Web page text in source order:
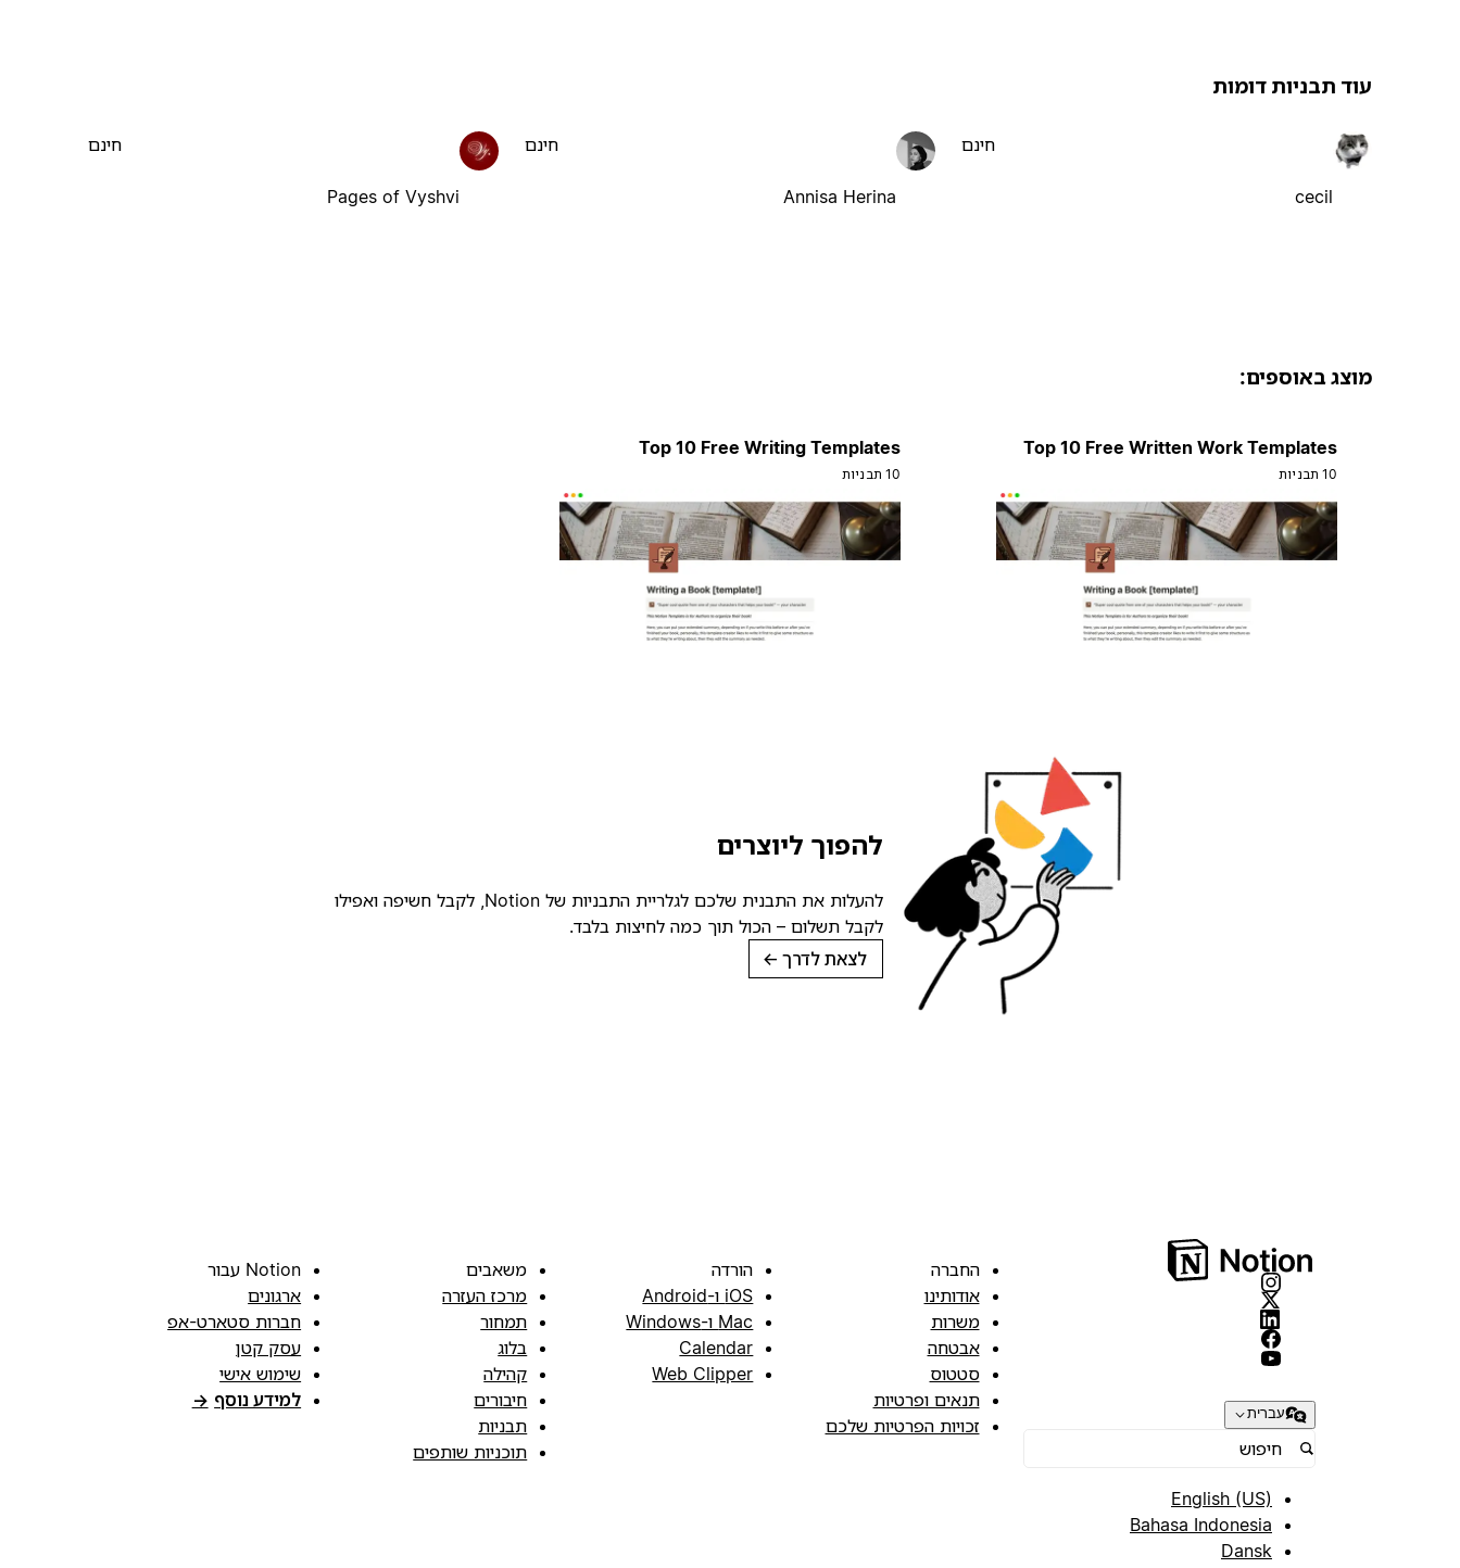
עוד תבניות דומות
cecil
חינם
Annisa Herina
חינם
Pages of Vyshvi
חינם
מוצג באוספים:
Top 10 Free Written Work Templates
10 תבניות
Top 10 Free Writing Templates
10 תבניות
להפוך ליוצרים
להעלות את התבנית שלכם לגלריית התבניות של Notion, לקבל חשיפה ואפילו
לקבל תשלום – הכול תוך כמה לחיצות בלבד.
לצאת לדרך →
עברית
English (US)
Bahasa Indonesia
Dansk
החברה
אודותינו
משרות
אבטחה
סטטוס
תנאים ופרטיות
זכויות הפרטיות שלכם
הורדה
iOS ו-Android
Mac ו-Windows
Calendar
Web Clipper
משאבים
מרכז העזרה
תמחור
בלוג
קהילה
חיבורים
תבניות
תוכניות שותפים
Notion עבור
ארגונים
חברות סטארט-אפ
עסק קטן
שימוש אישי
למידע נוסף →